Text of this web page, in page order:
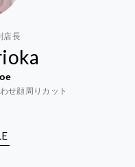
店長
顔周りカット